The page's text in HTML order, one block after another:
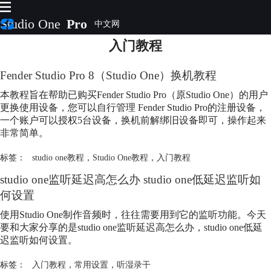
Studio One Pro
插件
下载
视频教程
服务
入门教程
Fender Studio Pro 8（Studio One）换机教程
本教程旨在帮助已购买Fender Studio Pro（原Studio One）的用户
更换使用设备，您可以自行管理 Fender Studio Pro的注册设备，
一个账户可以授权5台设备，换机前解绑旧设备即可，操作起来
非常简单。
标签： studio one教程 ， Studio One教程 ， 入门教程
studio one监听延迟高怎么办 studio one低延迟监听如
何设置
使用Studio One制作音频时，往往需要用到它的监听功能。今天
要和大家分享的是studio one监听延迟高怎么办，studio one低延
迟监听如何设置。
标签： 入门教程 ， 常用设置， 听湿录干